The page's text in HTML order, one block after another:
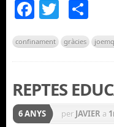
Facebook
Twitter
confinament gràcies
REPTES
6 ANYS per JAVIER a